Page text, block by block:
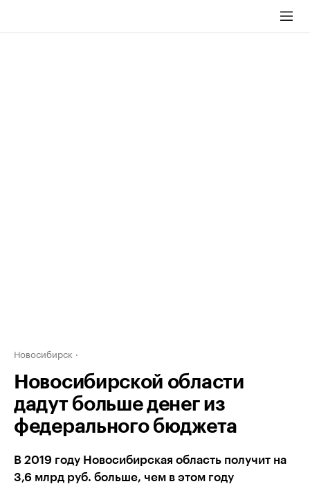
Новосибирск
Новосибирской области
дадут больше денег из
федерального бюджета
В 2019 году Новосибирская область получит на
3,6 млрд руб. больше, чем в этом году